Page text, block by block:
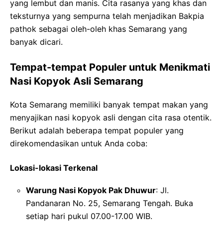
yang lembut dan manis. Cita rasanya yang khas dan
teksturnya yang sempurna telah menjadikan Bakpia
pathok sebagai oleh-oleh khas Semarang yang
banyak dicari.
Tempat-tempat Populer untuk Menikmati
Nasi Kopyok Asli Semarang
Kota Semarang memiliki banyak tempat makan yang
menyajikan nasi kopyok asli dengan cita rasa otentik.
Berikut adalah beberapa tempat populer yang
direkomendasikan untuk Anda coba:
Lokasi-lokasi Terkenal
Warung Nasi Kopyok Pak Dhuwur: Jl.
Pandanaran No. 25, Semarang Tengah. Buka
setiap hari pukul 07.00-17.00 WIB.